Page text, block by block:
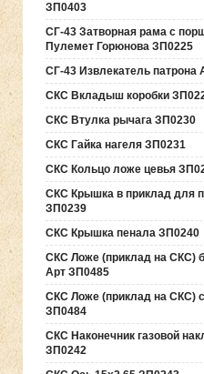
ЗП0403
СГ-43 Затворная рама с
Пулемет Горюнова ЗП0225
СГ-43 Извлекатель патрона
СКС Вкладыш коробки
СКС Втулка рычага ЗП0230
СКС Гайка нагеля ЗП0231
СКС Кольцо ложе цевья
СКС Крышка в приклад для
ЗП0239
СКС Крышка пенала ЗП0240
СКС Ложе (приклад на СКС)
Арт ЗП0485
СКС Ложе (приклад на СКС)
ЗП0484
СКС Наконечник газовой
ЗП0242